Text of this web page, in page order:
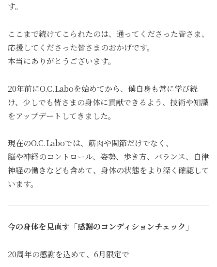
す。
ここまで続けてこられたのは、通ってくださった皆さま、
応援してくださった皆さまのおかげです。
本当にありがとうございます。
20年前にO.C.Laboを始めてから、僕自身も常に学び続
け、少しでも皆さまの身体に貢献できるよう、技術や知識
をアップデートしてきました。
現在のO.C.Laboでは、筋肉や関節だけでなく、
脳や神経のコントロール、姿勢、歩き方、バランス、自律
神経の働きなども含めて、身体の状態をより深く確認して
います。
今の身体を見直す「感謝のコンディションチェック」
20周年の感謝を込めて、6月限定で